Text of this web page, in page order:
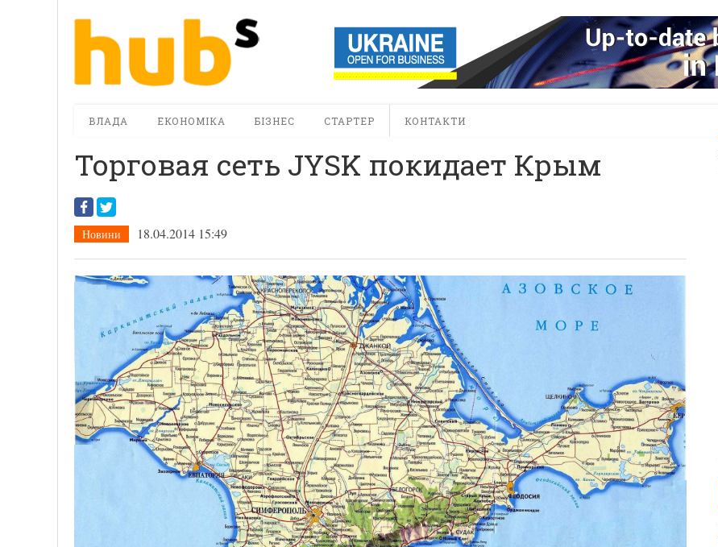
ВЛАДА ЕКОНОМІКА БІЗНЕС СТАРТЕР КОНТАКТИ
Торговая сеть JYSK покидает Крым
Новини 18.04.2014 15:49